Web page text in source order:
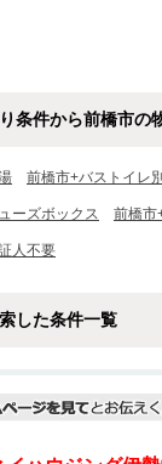
条件から前橋市の
前橋市+バストイレ別
ーズボックス 前橋市
人不要
した条件一覧